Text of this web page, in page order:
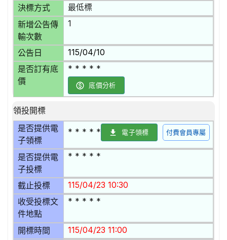
決標方式 最低標
新增公告傳
輸次數
1
公告日 115/04/10
是否訂有底
價
* * * * *
底價分析
領投開標
是否提供電
子領標
* * * * * 電子領標 付費會員專屬
是否提供電
子投標
* * * * *
截止投標 115/04/23 10:30
收受投標文
件地點
* * * * *
開標時間 115/04/23 11:00